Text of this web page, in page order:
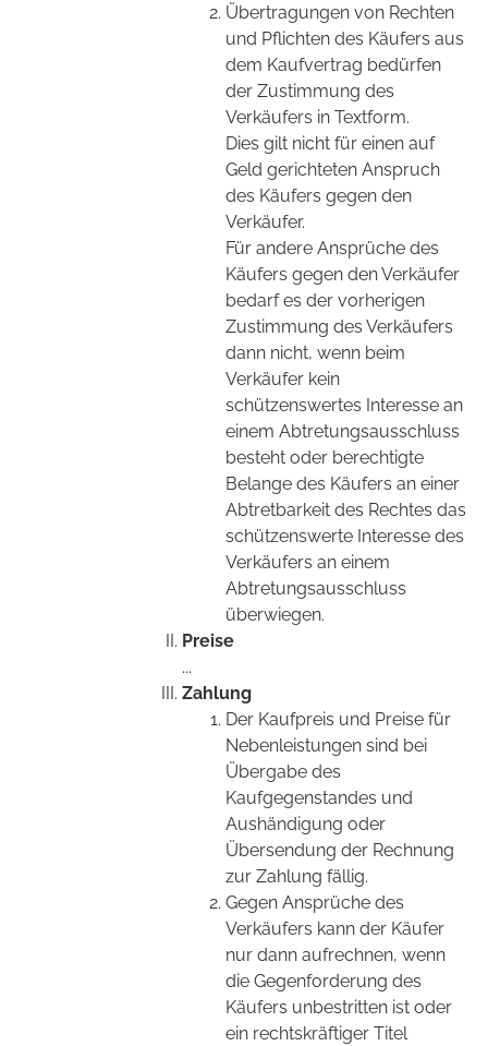
Übertragungen von Rechten
und Pflichten des Käufers aus
dem Kaufvertrag bedürfen
der Zustimmung des
Verkäufers in Textform.
Dies gilt nicht für einen auf
Geld gerichteten Anspruch
des Käufers gegen den
Verkäufer.
Für andere Ansprüche des
Käufers gegen den Verkäufer
bedarf es der vorherigen
Zustimmung des Verkäufers
dann nicht, wenn beim
Verkäufer kein
schützenswertes Interesse an
einem Abtretungsausschluss
besteht oder berechtigte
Belange des Käufers an einer
Abtretbarkeit des Rechtes das
schützenswerte Interesse des
Verkäufers an einem
Abtretungsausschluss
überwiegen.
Preise
...
Zahlung
Der Kaufpreis und Preise für
Nebenleistungen sind bei
Übergabe des
Kaufgegenstandes und
Aushändigung oder
Übersendung der Rechnung
zur Zahlung fällig.
Gegen Ansprüche des
Verkäufers kann der Käufer
nur dann aufrechnen, wenn
die Gegenforderung des
Käufers unbestritten ist oder
ein rechtskräftiger Titel